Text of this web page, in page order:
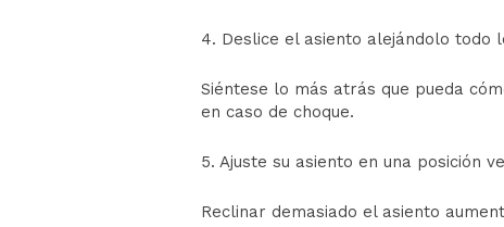
4. Deslice el asiento alejándolo todo
Siéntese lo más atrás que pueda
en caso de choque.
5. Ajuste su asiento en una posición
Reclinar demasiado el asiento